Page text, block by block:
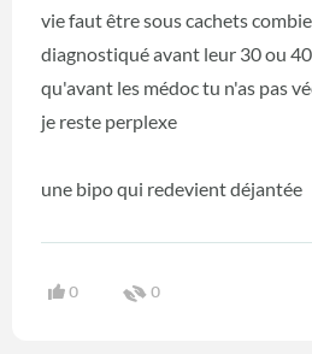
vie faut être sous cachets
diagnostiqué avant leur 30 ou
qu'avant les médoc tu n'as pas
je reste perplexe
une bipo qui redevient déjantée
0 0